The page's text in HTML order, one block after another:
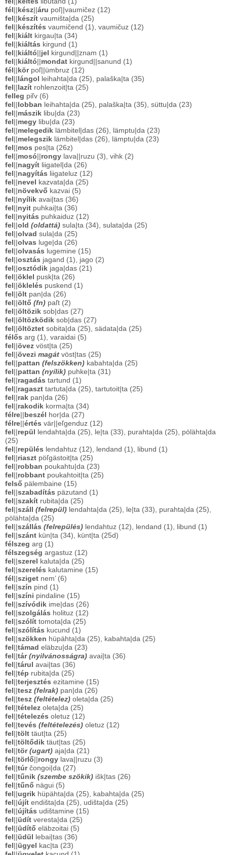
fél
kész áru poľ||vaumičez (12)
fel
készít vaumišta|da (25)
fel
készítés vaumičend (1), vaumičuz (12)
fel
kiált kirgau|ta (34)
fel
kiáltás kirgund (1)
fel
kiáltó jel
kirgund||znam (1)
fel
kiáltó mondat kirgund||sanund (1)
fél
kör poľ||ümbruz (12)
fel
lángol
leihahta|da (25), palaška|ta (35)
fel
lazít rohlenzoit|ta (25)
felleg piľv (6)
fel
lobban leihahta|da (25), palaška|ta (35), süttu|da (23)
fel
mászik libu|da (23)
fel
megy libu|da (23)
fel
melegedik lämbitel|das (26), lämptu|da (23)
fel
melegszik lämbitel|das (26), lämptu|da (23)
fel
mos pes|ta (26z)
fel
mosó rongy lava||ruzu (3), vihk (2)
fel
nagyít liigatel|da (26)
fel
nagyítás liigateluz (12)
fel
nevel
kazvata|da (25)
fel
növekvő kazvai (5)
fel
nyílik avai|tas (36)
fel
nyit puhkai|ta (36)
fel
nyitás puhkaiduz (12)
fel
old (oldattá) sula|ta (34), sulata|da (25)
fel
olvad sula|da (25)
fel
olvas luge|da (26)
fel
olvasás lugemine (15)
fel
osztás jagand (1), jago (2)
fel
osztódik jaga|das (21)
fel
öklel pusk|ta (26)
fel
öklelés puskend (1)
fel
ölt pan|da (26)
fel
öltő (fn) paľt (2)
fel
öltözik sob|das (27)
fel
öltözködik sob|das (27)
fel
öltöztet sobita|da (25), sädata|da (25)
félős arg (1), varaidai (5)
fel
övez vöst|ta (25)
fel
övezi magát vöst|tas (25)
fel
pattan (felszökken) kabahta|da (25)
fel
pattan (nyílik) puhke|ta (31)
fel
ragadás tartund (1)
fel
ragaszt tartuta|da (25), tartutoit|ta (25)
fel
rak pan|da (26)
fel
rakodik korma|ta (34)
félre
beszél
hor|da (27)
félre értés vär||eľgenduz (12)
fel
repül
lendahta|da (25), le|ta (33), purahta|da (25), pölähta|da
(25)
fel
repülés lendahtuz (12), lendand (1), libund (1)
fel
riaszt pöľgästoit|ta (25)
fel
robban poukahtu|da (23)
fel
robbant poukahtoit|ta (25)
felső pälembaine (15)
fel
szabadítás päzutand (1)
fel
szakít rubita|da (25)
fel
száll (felrepül) lendahta|da (25), le|ta (33), purahta|da (25),
pölähta|da (25)
fel
szállás (felrepülés) lendahtuz (12), lendand (1), libund (1)
fel
szánt kün|ta (34), künt|ta (25d)
félszeg arg (1)
félszegség argastuz (12)
fel
szerel
kaluta|da (25)
fel
szerelés kalutamine (15)
fél
sziget nem’ (6)
fel
szín pind (1)
fel
színi pindaline (15)
fel
szívódik ime|das (26)
fel
szolgálás holituz (12)
fel
szólít tomota|da (25)
fel
szólítás kucund (1)
fel
szökken hüpähta|da (25), kabahta|da (25)
fel
támad eläbzu|da (23)
fel
tár (nyilvánosságra) avai|ta (36)
fel
tárul avai|tas (36)
fel
tép rubita|da (25)
fel
terjesztés ezitamine (15)
fel
tesz (felrak) pan|da (26)
fel
tesz (feltételez) oleta|da (25)
fel
tételez oleta|da (25)
fel
tételezés oletuz (12)
fel
tevés (feltételezés) oletuz (12)
fel
tölt täut|ta (25)
fel
töltődik täut|tas (25)
fel
tör (ugart) aja|da (21)
fel
törlő rongy lava||ruzu (3)
fel
túr čongoi|da (27)
fel
tűnik (szembe szökik) išk|tas (26)
fel
tűnő nägui (5)
fel
ugrik hüpähta|da (25), kabahta|da (25)
fel
újít endišta|da (25), udišta|da (25)
fel
újítás udištamine (15)
fel
üdít veresta|da (25)
fel
üdítő eläbzoitai (5)
fel
üdül
lebai|tas (36)
fel
ügyel
kac|ta (23)